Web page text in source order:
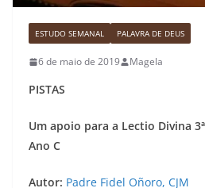
ESTUDO SEMANAL PALAVRA DE DEUS
6 de maio de 2019 Magela
PISTAS
Um apoio para a Lectio Divina
Ano C
Autor: Padre Fidel Oñoro, CJM